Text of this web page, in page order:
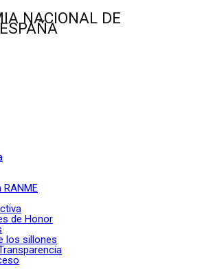
NACIONAL DE
RANME
de Honor
los sillones